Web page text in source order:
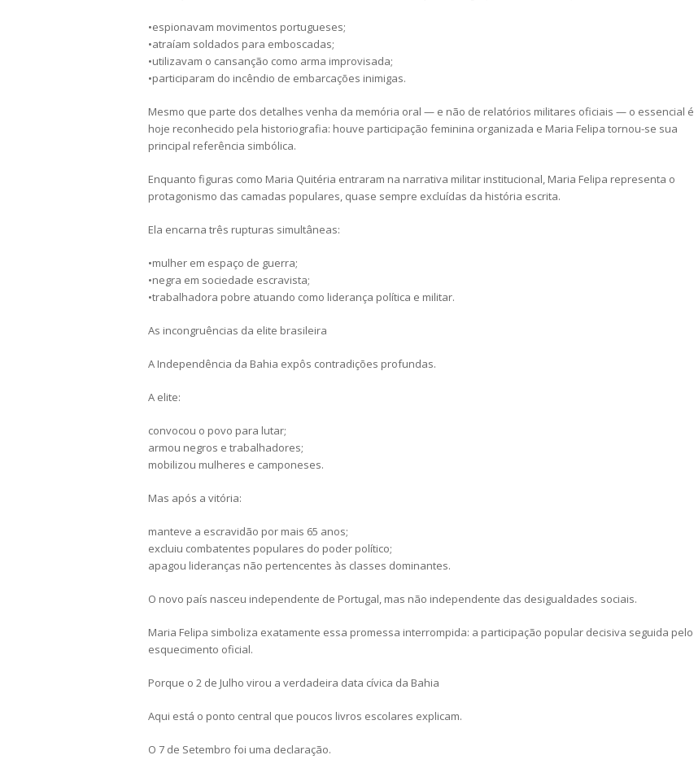
•espionavam movimentos portugueses;
•atraíam soldados para emboscadas;
•utilizavam o cansanção como arma improvisada;
•participaram do incêndio de embarcações inimigas.
Mesmo que parte dos detalhes venha da memória oral — e não de relatórios militares oficiais — o essencial é
hoje reconhecido pela historiografia: houve participação feminina organizada e Maria Felipa tornou-se sua
principal referência simbólica.
Enquanto figuras como Maria Quitéria entraram na narrativa militar institucional, Maria Felipa representa o
protagonismo das camadas populares, quase sempre excluídas da história escrita.
Ela encarna três rupturas simultâneas:
•mulher em espaço de guerra;
•negra em sociedade escravista;
•trabalhadora pobre atuando como liderança política e militar.
As incongruências da elite brasileira
A Independência da Bahia expôs contradições profundas.
A elite:
convocou o povo para lutar;
armou negros e trabalhadores;
mobilizou mulheres e camponeses.
Mas após a vitória:
manteve a escravidão por mais 65 anos;
excluiu combatentes populares do poder político;
apagou lideranças não pertencentes às classes dominantes.
O novo país nasceu independente de Portugal, mas não independente das desigualdades sociais.
Maria Felipa simboliza exatamente essa promessa interrompida: a participação popular decisiva seguida pelo
esquecimento oficial.
Porque o 2 de Julho virou a verdadeira data cívica da Bahia
Aqui está o ponto central que poucos livros escolares explicam.
O 7 de Setembro foi uma declaração.